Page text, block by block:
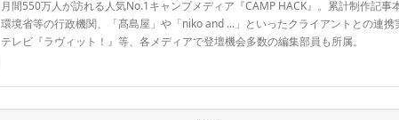
月間550万人が訪れる人気No.1キャンプメディア『CAMP HACK』。累計制作記事
環境省等の行政機関、「髙島屋」や「niko and ...」といったクライアントとの連携
テレビ『ラヴィット！』等、各メディアで登壇機会多数の編集部員も所属。